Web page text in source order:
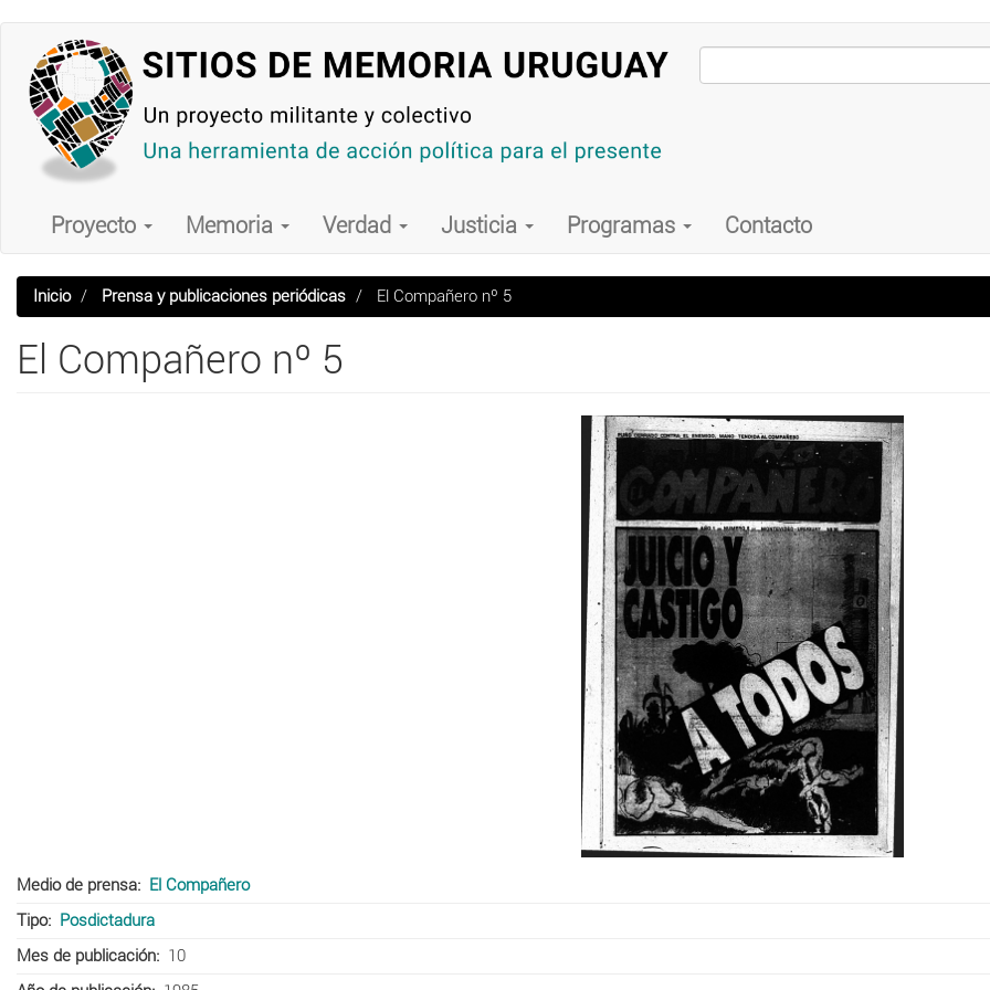
contenido
principal
Main
navigation
Proyecto Memoria Verdad Justicia Programas Contacto
Inicio Prensa y publicaciones periódicas El Compañero nº 5
El Compañero nº 5
Medio de prensa
El Compañero
Tipo
Posdictadura
Mes de publicación
10